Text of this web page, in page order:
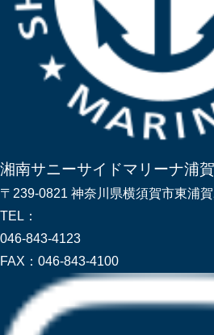
湘南サニーサイドマリーナ浦賀
〒239-0821 神奈川県横須賀市東浦
TEL：
046-843-4123
FAX： 046-843-4100